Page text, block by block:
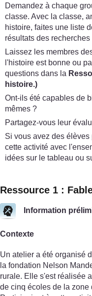
Demandez à chaque
classe. Avec la classe,
histoire, faites une liste
résultats des recherches
Laissez les membres
l'histoire est bonne ou
questions dans la
histoire.)
Ont-ils été capables de
mêmes ?
Partagez-vous leur
Si vous avez des
cette activité avec
idées sur le tableau ou
Ressource 1 :
Information
Contexte
Un atelier a été organisé
la fondation Nelson
rurale. Elle s'est réalisée
de cinq écoles de la zone